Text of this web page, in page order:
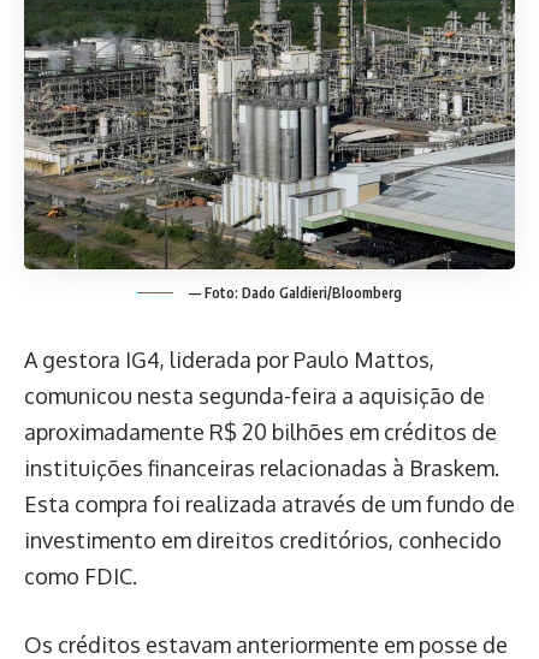
— Foto: Dado Galdieri/Bloomberg
A gestora IG4, liderada por Paulo Mattos,
comunicou nesta segunda-feira a aquisição de
aproximadamente R$ 20 bilhões em créditos de
instituições financeiras relacionadas à Braskem.
Esta compra foi realizada através de um fundo de
investimento em direitos creditórios, conhecido
como FDIC.
Os créditos estavam anteriormente em posse de